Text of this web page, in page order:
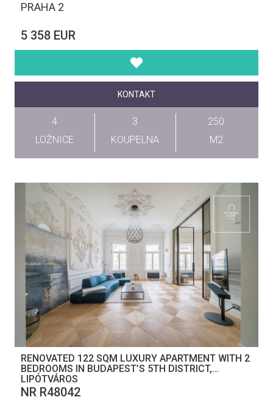
PRAHA 2
5 358 EUR
KONTAKT
4
LOŽNICE
3
KOUPELNA
250
M2
RENOVATED 122 SQM LUXURY APARTMENT WITH 2
BEDROOMS IN BUDAPEST’S 5TH DISTRICT,
LIPÓTVÁROS
NR R48042